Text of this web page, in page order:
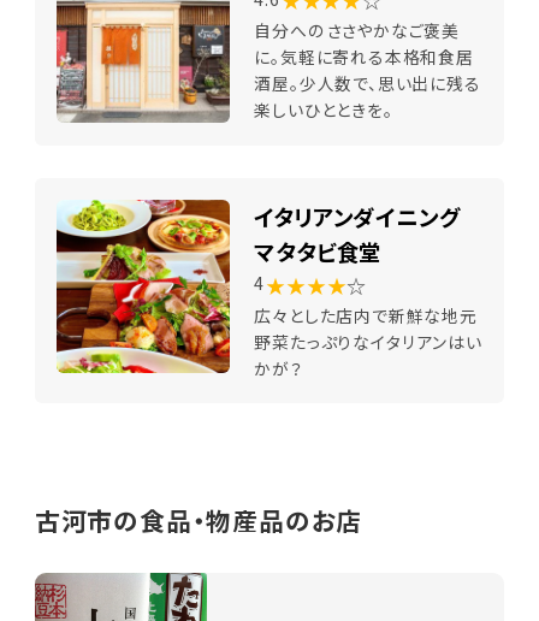
自分へのささやかなご褒美
に。気軽に寄れる本格和食居
酒屋。少人数で、思い出に残る
楽しいひとときを。
イタリアンダイニング
マタタビ食堂
4★★★★☆
広々とした店内で新鮮な地元
野菜たっぷりなイタリアンはい
かが？
古河市の食品・物産品のお店